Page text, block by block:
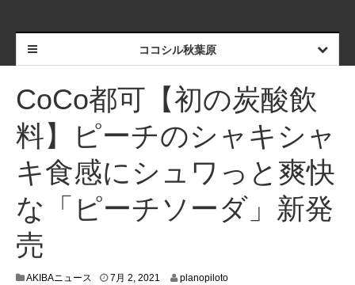
ココシル秋葉原
CoCo都可【初の炭酸飲
料】ピーチのシャキシャ
キ食感にシュワっと爽快
な「ピーチソーダ」新発
売
AKIBAニュース 7月 2, 2021 planopiloto